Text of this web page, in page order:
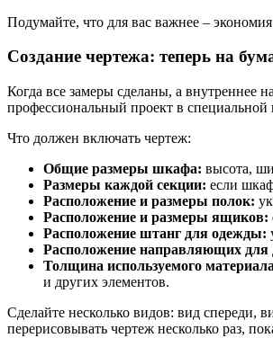
Подумайте, что для вас важнее –
Создание чертежа: теперь на
Когда все замеры сделаны, а внутреннее
профессиональный проект в специальной
Что должен включать чертеж:
Общие размеры шкафа: высота,
Размеры каждой секции: если
Расположение и размеры полок:
Расположение и размеры ящиков:
Расположение штанг для одежды:
Расположение направляющих для
Толщина используемого
и других элементов.
Сделайте несколько видов: вид спереди,
перерисовывать чертеж несколько раз,